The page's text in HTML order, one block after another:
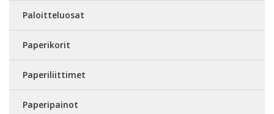
Paloitteluosat
Paperikorit
Paperiliittimet
Paperipainot